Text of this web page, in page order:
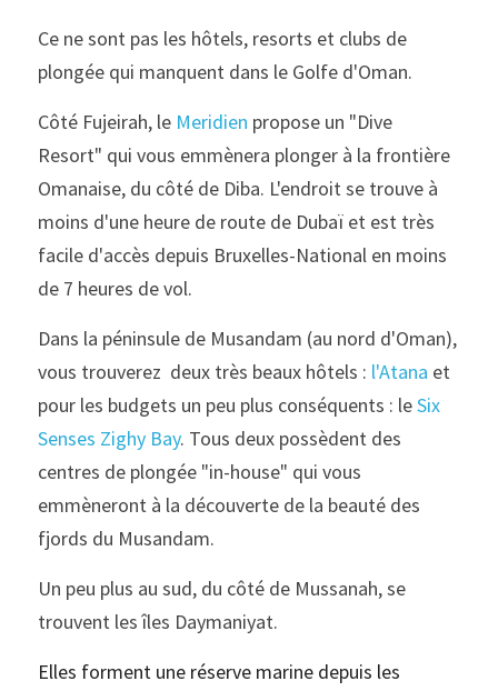
Ce ne sont pas les hôtels, resorts et clubs de
plongée qui manquent dans le Golfe d'Oman.
Côté Fujeirah, le Meridien propose un "Dive
Resort" qui vous emmènera plonger à la frontière
Omanaise, du côté de Diba. L'endroit se trouve à
moins d'une heure de route de Dubaï et est très
facile d'accès depuis Bruxelles-National en moins
de 7 heures de vol.
Dans la péninsule de Musandam (au nord d'Oman),
vous trouverez  deux très beaux hôtels : l'Atana et
pour les budgets un peu plus conséquents : le Six
Senses Zighy Bay. Tous deux possèdent des
centres de plongée "in-house" qui vous
emmèneront à la découverte de la beauté des
fjords du Musandam.
Un peu plus au sud, du côté de Mussanah, se
trouvent les îles Daymaniyat.